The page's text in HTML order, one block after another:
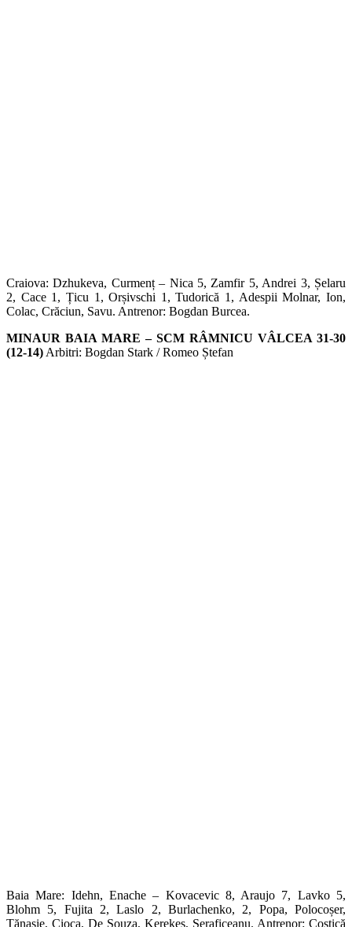
Craiova: Dzhukeva, Curmenț – Nica 5, Zamfir 5, Andrei 3, Șelaru
2, Cace 1, Țicu 1, Orșivschi 1, Tudorică 1, Adespii Molnar, Ion,
Colac, Crăciun, Savu. Antrenor: Bogdan Burcea.
MINAUR BAIA MARE – SCM RÂMNICU VÂLCEA 31-30
(12-14) Arbitri: Bogdan Stark / Romeo Ștefan
Baia Mare: Idehn, Enache – Kovacevic 8, Araujo 7, Lavko 5,
Blohm 5, Fujita 2, Laslo 2, Burlachenko, 2, Popa, Polocoșer,
Tănasie, Cioca, De Souza, Kerekes, Seraficeanu. Antrenor: Costică